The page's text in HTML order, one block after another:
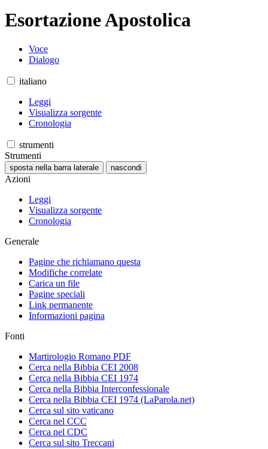
Esortazione Apostolica
Voce
Dialogo
italiano
Leggi
Visualizza sorgente
Cronologia
strumenti
Strumenti
sposta nella barra laterale nascondi
Azioni
Leggi
Visualizza sorgente
Cronologia
Generale
Pagine che richiamano questa
Modifiche correlate
Carica un file
Pagine speciali
Link permanente
Informazioni pagina
Fonti
Martirologio Romano PDF
Cerca nella Bibbia CEI 2008
Cerca nella Bibbia CEI 1974
Cerca nella Bibbia Interconfessionale
Cerca nella Bibbia CEI 1974 (LaParola.net)
Cerca sul sito vaticano
Cerca nel CCC
Cerca nel CDC
Cerca sul sito Treccani